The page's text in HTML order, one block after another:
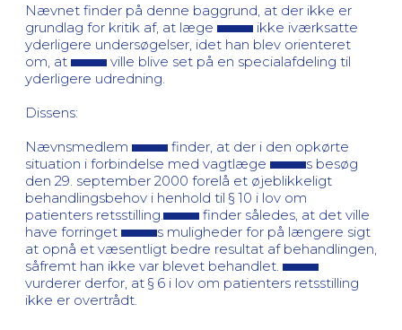
Nævnet finder på denne baggrund, at der ikke er
grundlag for kritik af, at læge
ikke iværksatte
yderligere undersøgelser, idet han blev orienteret
om, at
ville blive set på en specialafdeling til
yderligere udredning.
Dissens:
Nævnsmedlem
finder, at der i den opkørte
situation i forbindelse med vagtlæge
s besøg
den 29. september 2000 forelå et øjeblikkeligt
behandlingsbehov i henhold til § 10 i lov om
patienters retsstilling.
finder således, at det ville
have forringet
s muligheder for på længere sigt
at opnå et væsentligt bedre resultat af behandlingen,
såfremt han ikke var blevet behandlet.
vurderer derfor, at § 6 i lov om patienters retsstilling
ikke er overtrådt.